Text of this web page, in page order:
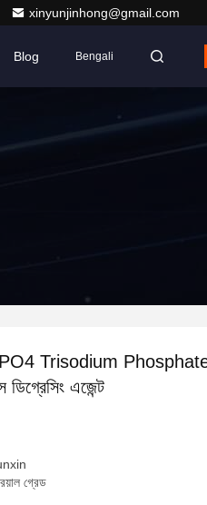
xinyunjinhong@gmail.com
Blog Bengali
Trisodium Phosphate
এজেন্ট
গ্রেড